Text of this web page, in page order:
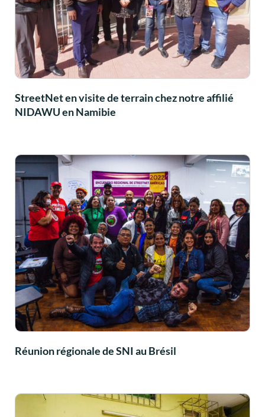
StreetNet en visite de terrain chez notre affilié
NIDAWU en Namibie
Réunion régionale de SNI au Brésil